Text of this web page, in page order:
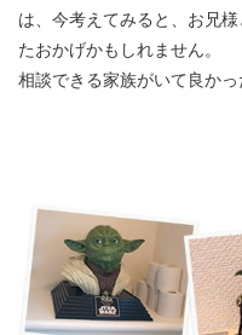
は、今考えてみると、お兄
たおかげかもしれません。
相談できる家族がいて良かっ